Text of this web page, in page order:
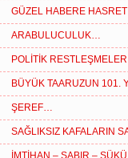
GÜZEL HABERE
ARABULUCULUK…
POLİTİK
BÜYÜK TAARUZUN 101.
ŞEREF…
SAĞLIKSIZ KAFALARIN
İMTİHAN – SABIR –